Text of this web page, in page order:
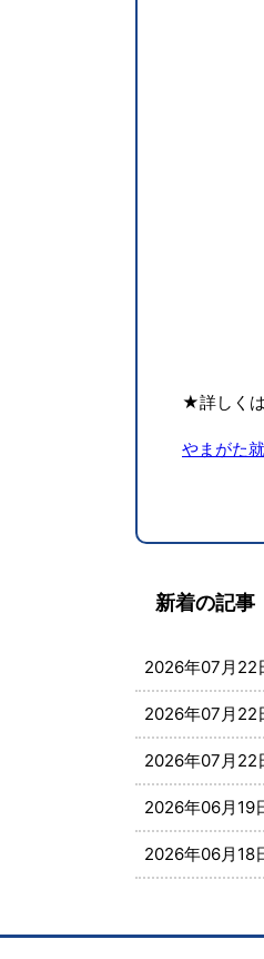
★詳しく
やまがた
新着の記事
2026年07月22
2026年07月22
2026年07月22
2026年06月19
2026年06月18